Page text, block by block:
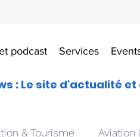
podcast Services
: Le site d'actualité
& Tourisme Aviation